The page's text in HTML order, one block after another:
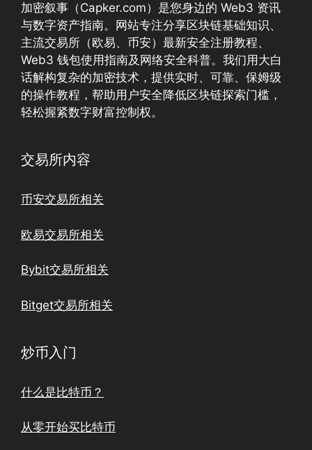
加密叙事（Capker.com）是您身边的 Web3 资讯
与数字资产指南。网站专注分享区块链基础知识、
主流交易所（欧易、币安）最新安全注册教程、
Web3 钱包使用指南及网络安全科普。我们用大白
话解构复杂的加密技术，提供实时、可靠、保姆级
的操作教程，帮助用户安全降低区块链探索门槛，
轻松握紧数字财富控制权。
交易所内容
币安交易所相关
欧易交易所相关
Bybit交易所相关
Bitget交易所相关
炒币入门
什么是比特币？
从零开始买比特币